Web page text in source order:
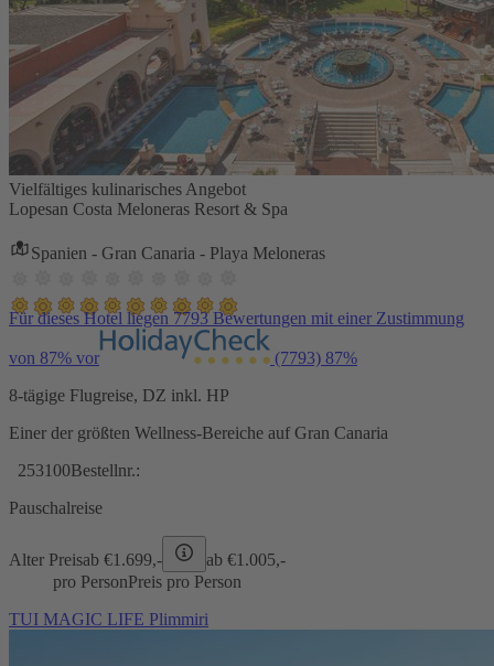
Vielfältiges kulinarisches Angebot
Lopesan Costa Meloneras Resort & Spa
Spanien - Gran Canaria - Playa Meloneras
Für dieses Hotel liegen 7793 Bewertungen mit einer Zustimmung
von 87% vor (7793) 87%
8-tägige Flugreise, DZ inkl. HP
Einer der größten Wellness-Bereiche auf Gran Canaria
253100Bestellnr.:
Pauschalreise
Alter Preisab €1.699,- ab €1.005,-
pro PersonPreis pro Person
TUI MAGIC LIFE Plimmiri